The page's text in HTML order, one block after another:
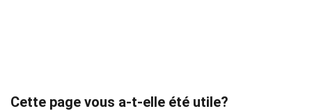
Cette page vous a-t-elle été utile?